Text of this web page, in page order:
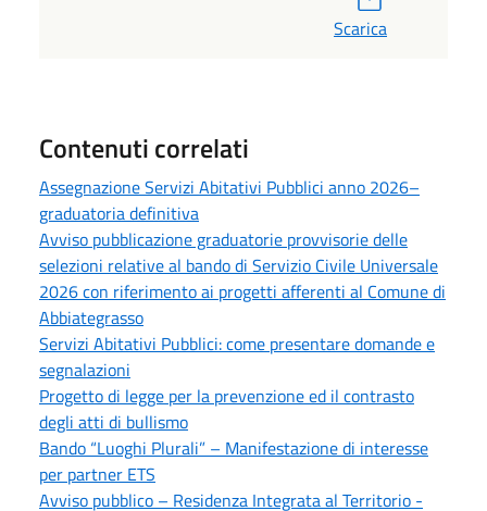
Scarica
Contenuti correlati
Assegnazione Servizi Abitativi Pubblici anno 2026–
graduatoria definitiva
Avviso pubblicazione graduatorie provvisorie delle
selezioni relative al bando di Servizio Civile Universale
2026 con riferimento ai progetti afferenti al Comune di
Abbiategrasso
Servizi Abitativi Pubblici: come presentare domande e
segnalazioni
Progetto di legge per la prevenzione ed il contrasto
degli atti di bullismo
Bando “Luoghi Plurali” – Manifestazione di interesse
per partner ETS
Avviso pubblico – Residenza Integrata al Territorio -